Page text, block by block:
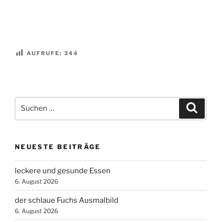
AUFRUFE: 344
nach:
NEUESTE BEITRÄGE
leckere und gesunde Essen
6. August 2026
der schlaue Fuchs Ausmalbild
6. August 2026